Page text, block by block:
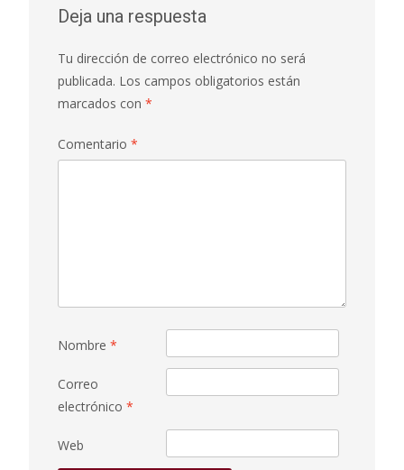
Deja una respuesta
Tu dirección de correo electrónico no será
publicada. Los campos obligatorios están
marcados con *
Comentario *
Nombre *
Correo
electrónico *
Web